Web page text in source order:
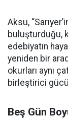
Aksu,
buluşturduğu,
edebiyatın
yeniden bir
okurları aynı
birleştirici
Beş Gün